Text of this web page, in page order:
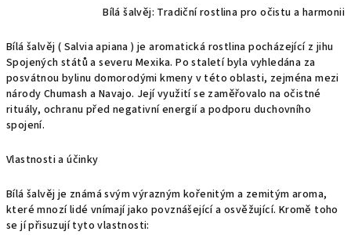
Bílá šalvěj: Tradiční rostlina pro očistu a harmonii
Bílá šalvěj ( Salvia apiana ) je aromatická rostlina pocházející z jihu
Spojených států a severu Mexika. Po staletí byla vyhledána za
posvátnou bylinu domorodými kmeny v této oblasti, zejména mezi
národy Chumash a Navajo. Její využití se zaměřovalo na očistné
rituály, ochranu před negativní energií a podporu duchovního
spojení.
Vlastnosti a účinky
Bílá šalvěj je známá svým výrazným kořenitým a zemitým aroma,
které mnozí lidé vnímají jako povznášející a osvěžující. Kromě toho
se jí přisuzují tyto vlastnosti: